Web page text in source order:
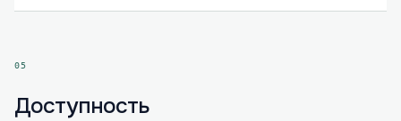
05
Доступность